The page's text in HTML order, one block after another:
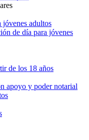
jóvenes adultos
de día para jóvenes
de los 18 años
apoyo y poder notarial